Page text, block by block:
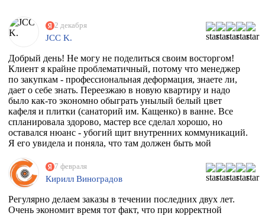
2 декабря
JCC K.
Добрый день! Не могу не поделиться своим восторгом!
Клиент я крайне проблематичный, потому что менеджер
по закупкам - профессиональная деформация, знаете ли,
дает о себе знать. Переезжаю в новую квартиру и надо
было как-то экономно обыграть унылый белый цвет
кафеля и плитки (санаторий им. Кащенко) в ванне. Все
спланировала здорово, мастер все сделал хорошо, но
оставался нюанс - убогий щит внутренних коммуникаций.
Я его увидела и поняла, что там должен быть мой
фирму, которая может это сделать. Разумеется их нет, в
моем случае, потому что наклейка должна была быть
водостойкая, под мой размер и еще по моему макету,
учитывая, что типографии не работают поштучно))
Перерыла весь инет, разговаривала даже с фирмой из
7 февраля
Кирилл Виноградов
Регулярно делаем заказы в течении последних двух лет.
Очень экономит время тот факт, что при корректной